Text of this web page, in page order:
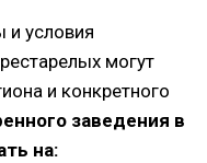
и условия
могут
и конкретного
заведения в
на: